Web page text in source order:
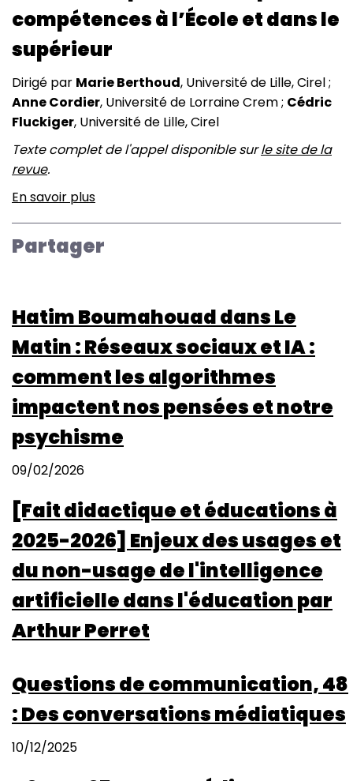
compétences à l’École et dans le
supérieur
Dirigé par Marie Berthoud, Université de Lille, Cirel ;
Anne Cordier, Université de Lorraine Crem ; Cédric
Fluckiger, Université de Lille, Cirel
Texte complet de l'appel disponible surle site de la
revue.
En savoir plus
:
en
compte
des
compétences
l’École
et
Partager
Hatim Boumahouad dans Le
Matin : Réseaux sociaux et IA :
comment les algorithmes
impactent nos pensées et notre
psychisme
09/02/2026
[Fait didactique et éducations à
2025-2026] Enjeux des usages et
du non-usage de l'intelligence
artificielle dans l'éducation par
Arthur Perret
Questions de communication, 48
: Des conversations médiatiques
10/12/2025